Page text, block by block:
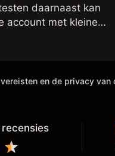
daarnaast kan
account met kleine
om zo ervaring op te
,tevens is het laten
eigen externe wallet
en de privacy